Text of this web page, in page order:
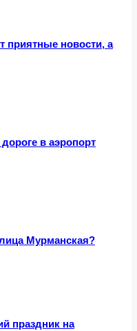
приятные новости, а
в аэропорт
Мурманская?
праздник на